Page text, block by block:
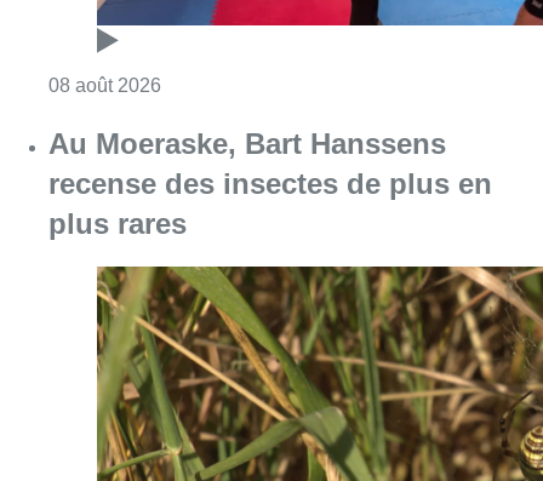
08 août 2026Consulter l'article "Au Moeraske, Bart
Marathon de contrôles de vitesse
ce week-end: “Une moto a été